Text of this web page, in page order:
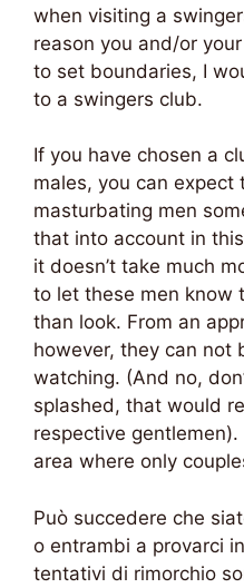
when visiting a
reason you and/or
to set boundaries, I
to a swingers club.
If you have chosen a
males, you can expect
masturbating men
that into account in
it doesn’t take much
to let these men know
than look. From an
however, they can not
watching. (And no,
splashed, that would
respective
area where only
Può succedere che
o entrambi a provarci
tentativi di rimorchio